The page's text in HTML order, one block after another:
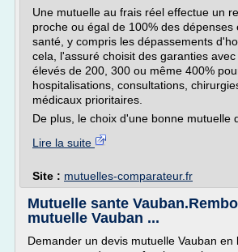
Une mutuelle au frais réel effectue un
proche ou égal de 100% des dépenses
santé, y compris les dépassements
cela, l'assuré choisit des garanties
élevés de 200, 300 ou même 400%
hospitalisations, consultations,
médicaux prioritaires.
De plus, le choix d'une bonne mutuelle
Lire la suite
Site : mutuelles-comparateur.fr
Mutuelle sante
mutuelle Vauban ...
Demander un devis mutuelle Vauban